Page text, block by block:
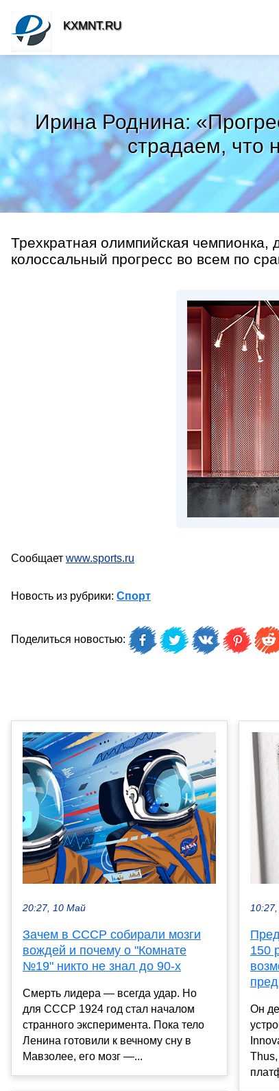
Ирина Роднина:
страдаем, что
Трехкратная олимпийская
колоссальный прогресс во всем по
Сообщает www.sports.ru
Новость из рубрики: Спорт
Поделиться новостью:
20:27, 10 Май
Зачем в СССР собирали мозги
вождей и почему о "Комнате
№19" никто не знал до 90-х
Смерть лидера — всегда удар. Но
для СССР 1924 год стал началом
странного эксперимента. Пока тело
Ленина готовили к вечному сну в
Мавзолее, его мозг —...
150
Он
KXMNT.RU